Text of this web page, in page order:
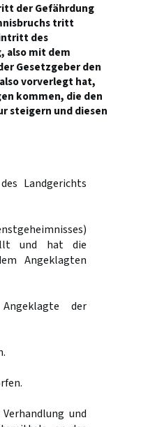
der Gefährdung
tritt
des
also mit dem
Gesetzgeber den
vorverlegt hat,
kommen, die den
steigern und diesen
Landgerichts
und hat die
Angeklagten
der
und